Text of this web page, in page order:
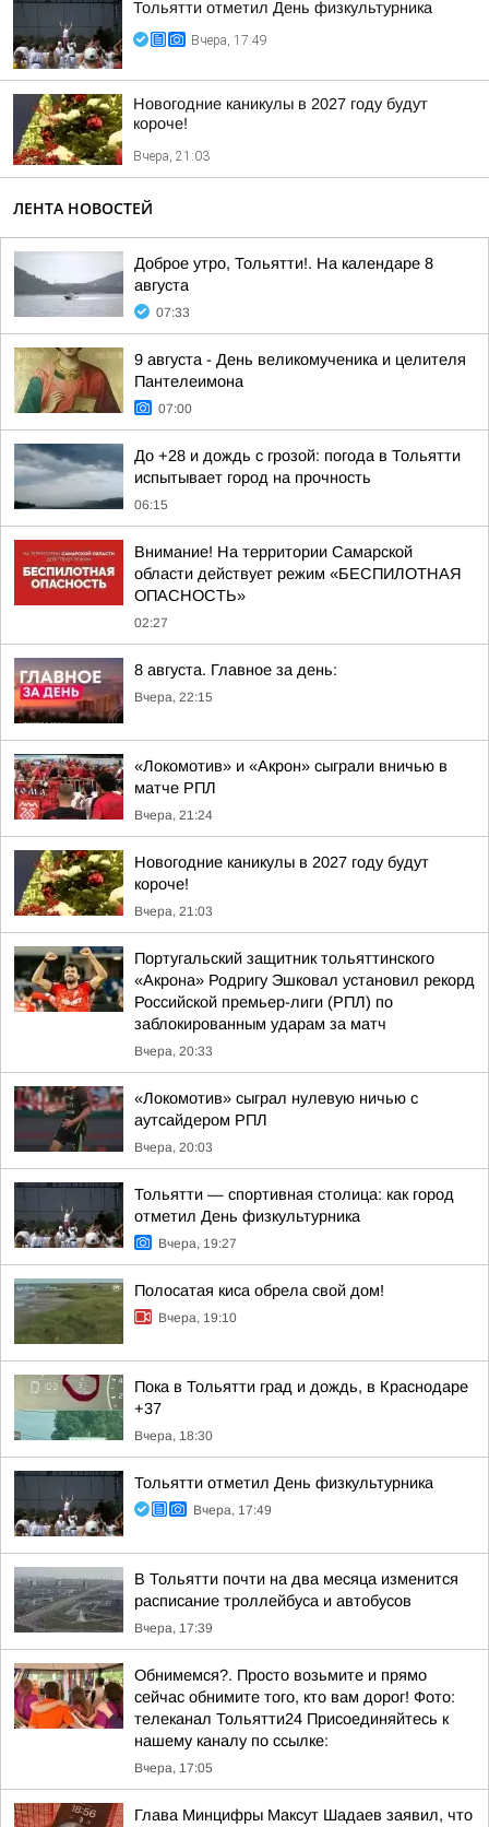
Тольятти отметил День физкультурника
Вчера, 17:49
Новогодние каникулы в 2027 году будут
короче!
Вчера, 21:03
ЛЕНТА НОВОСТЕЙ
Доброе утро, Тольятти!. На календаре 8
августа
07:33
9 августа - День великомученика и целителя
Пантелеимона
07:00
До +28 и дождь с грозой: погода в Тольятти
испытывает город на прочность
06:15
Внимание! На территории Самарской
области действует режим «БЕСПИЛОТНАЯ
ОПАСНОСТЬ»
02:27
8 августа. Главное за день:
Вчера, 22:15
«Локомотив» и «Акрон» сыграли вничью в
матче РПЛ
Вчера, 21:24
Новогодние каникулы в 2027 году будут
короче!
Вчера, 21:03
Португальский защитник тольяттинского
«Акрона» Родригу Эшковал установил рекорд
Российской премьер-лиги (РПЛ) по
заблокированным ударам за матч
Вчера, 20:33
«Локомотив» сыграл нулевую ничью с
аутсайдером РПЛ
Вчера, 20:03
Тольятти — спортивная столица: как город
отметил День физкультурника
Вчера, 19:27
Полосатая киса обрела свой дом!
Вчера, 19:10
Пока в Тольятти град и дождь, в Краснодаре
+37
Вчера, 18:30
Тольятти отметил День физкультурника
Вчера, 17:49
В Тольятти почти на два месяца изменится
расписание троллейбуса и автобусов
Вчера, 17:39
Обнимемся?. Просто возьмите и прямо
сейчас обнимите того, кто вам дорог! Фото:
телеканал Тольятти24 Присоединяйтесь к
нашему каналу по ссылке:
Вчера, 17:05
Глава Минцифры Максут Шадаев заявил, что